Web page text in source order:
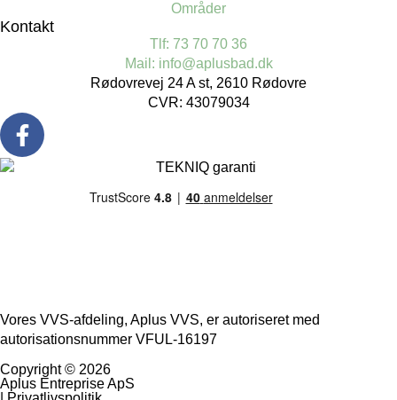
Områder
Kontakt
Tlf: 73 70 70 36
Mail: info@aplusbad.dk
Rødovrevej 24 A st, 2610 Rødovre
CVR: 43079034
Vores VVS-afdeling, Aplus VVS, er autoriseret med
autorisationsnummer VFUL-16197
Copyright © 2026
Aplus Entreprise ApS